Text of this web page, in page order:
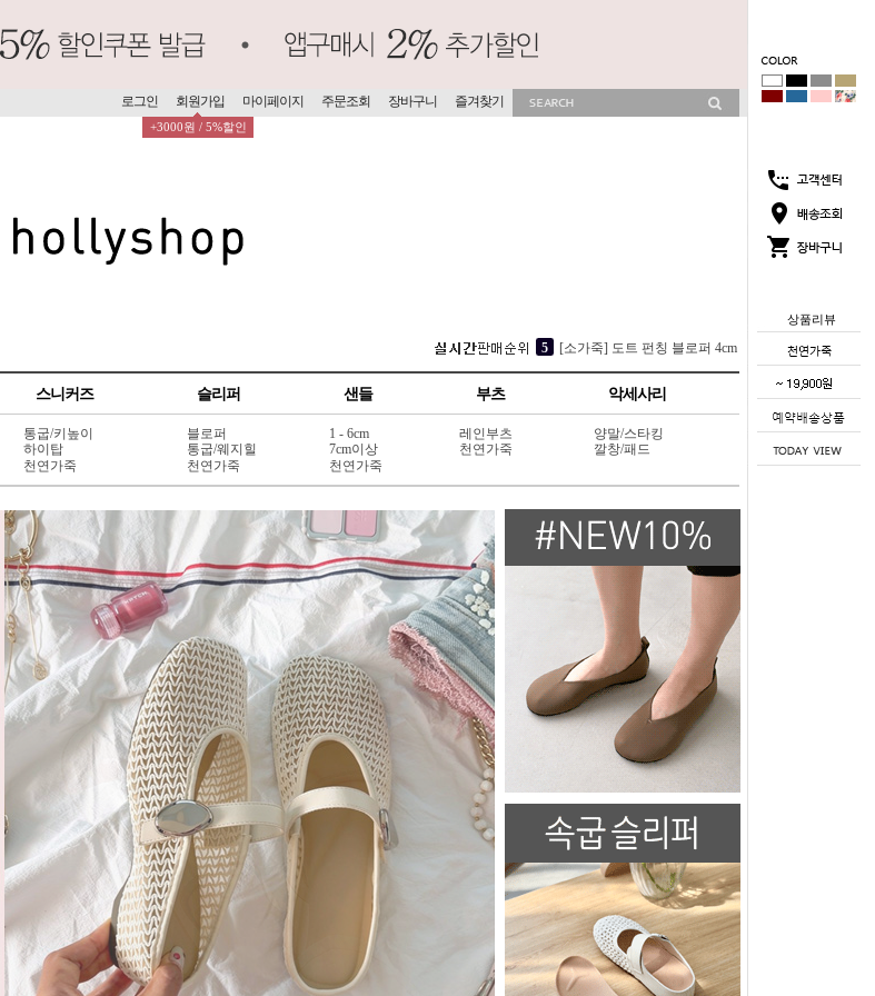
상품리뷰
로그인 회원가입
+3000원 / 5%할인
마이페이지 주문조회 장바구니 즐겨찾기
2 뮤이즈 히든굽 슬리퍼 4cm (702V13)
4 [소가죽] 각선미 웨지 슬리퍼 7cm (404L6)
[소가죽] 도트 펀칭 블로퍼 4cm (415V7)
스니커즈 슬리퍼 샌들 부츠 악세사리
통굽/키높이
하이탑
천연가죽
블로퍼
통굽/웨지힐
천연가죽
1 - 6cm
7cm이상
천연가죽
레인부츠
천연가죽
양말/스타킹
깔창/패드